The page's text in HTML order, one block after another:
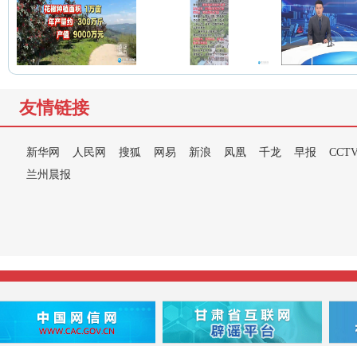
友情链接
新华网 人民网 搜狐 网易 新浪 凤凰 千龙 早报
兰州晨报